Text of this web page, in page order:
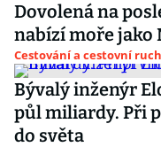
Dovolená na
nabízí moře jako
Cestování a cestovní ruch
Bývalý inženýr
půl miliardy. Při
do světa